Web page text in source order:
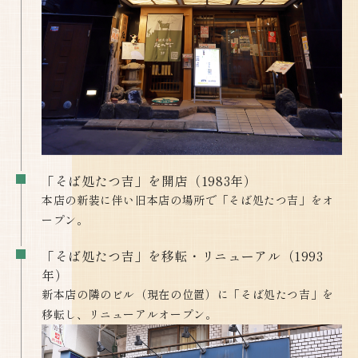
「そば処たつ吉」を開店（1983年）
本店の新装に伴い旧本店の場所で「そば処たつ吉」をオ
ープン。
「そば処たつ吉」を移転・リニューアル（1993
年）
新本店の隣のビル（現在の位置）に「そば処たつ吉」を
移転し、リニューアルオープン。